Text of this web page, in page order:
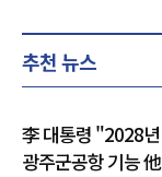
추천 뉴스
李 대통령 "2028
광주군공항 기능